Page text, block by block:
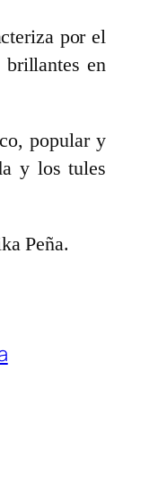
por el
brillantes en
popular y
y los tules
Peña.